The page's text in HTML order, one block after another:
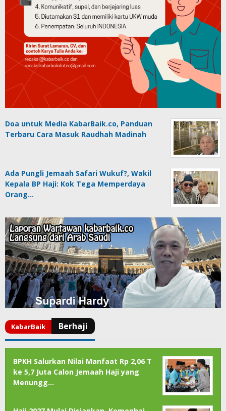
Doa untuk Media KabarBaik.co, Panduan
Terbaru Cara Masuk Raudhah Madinah
Ada Pungli Jemaah Safari Wukuf?, Wakil
Kepala BP Haji: Kok Tega Memperdaya
Orang…
BPKH Salurkan Nilai Manfaat Rp 2,06 T
ke 5,7 Juta Calon Jemaah Haji yang
Menungg…